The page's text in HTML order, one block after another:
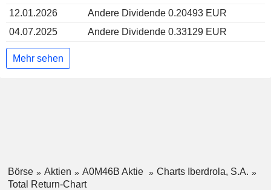
12.01.2026
Andere Dividende 0.20493 EUR
04.07.2025
Andere Dividende 0.33129 EUR
Mehr sehen
Börse Aktien A0M46B Aktie
Charts Iberdrola, S.A.
Total Return-Chart